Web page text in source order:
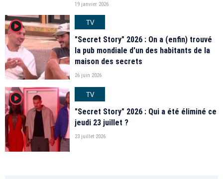
19 janvier 2026
player2
TV
"Secret Story" 2026 : On a (enfin) trouvé
la pub mondiale d'un des habitants de la
maison des secrets
26 juin 2026
player2
TV
"Secret Story" 2026 : Qui a été éliminé ce
jeudi 23 juillet ?
23 juillet 2026